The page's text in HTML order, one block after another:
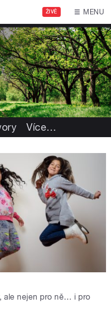
ŽIVĚ MENU
Více…
ale nejen pro ně… i pro